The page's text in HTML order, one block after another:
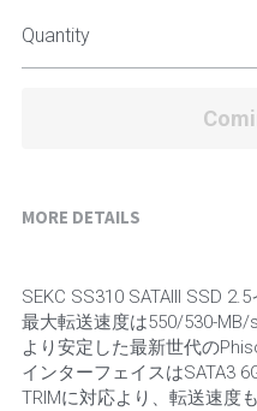
Quantity
MORE DETAILS
SEKC SS310 SATAIII SSD
最大転送速度は550/530-MB/
より安定した最新世代の
インターフェイスはSATA3
TRIMに対応より、転送速度